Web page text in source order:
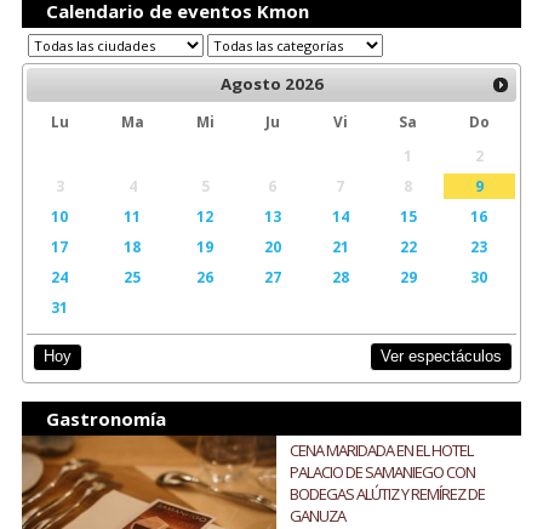
Calendario de eventos Kmon
Agosto 2026
Lu Ma Mi Ju Vi Sa
Do
1
2
3
4 5 6 7 8
9
10
11 12 13 14 15
16
17
18 19 20 21 22
23
24
25 26 27 28 29
30
31
Hoy Ver espectáculos
Gastronomía
CENA MARIDADA EN EL HOTEL
PALACIO DE SAMANIEGO CON
BODEGAS ALÚTIZ Y REMÍREZ DE
GANUZA